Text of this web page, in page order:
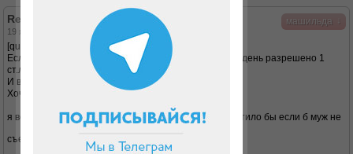
машильда
Re: Готовим в мультиварке
19 янв 2013, 21:38
[quote="M*o*o*n
Если крахмала 2 ст.ложки, то запеканка на 2 дня? В день разрешено 1
ст.ложка и крахмал это доп.продукт.
И ванильный сахар разве можно?
Хочу попробовать очень приготовить)[/quote]
я вообще без ванили делала, у меня на три дня хватило бы если б муж не
съел